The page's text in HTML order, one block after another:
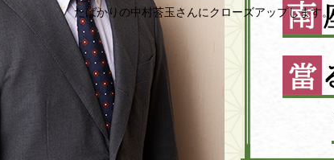
たばかりの中村莟玉さんにクローズアップします。